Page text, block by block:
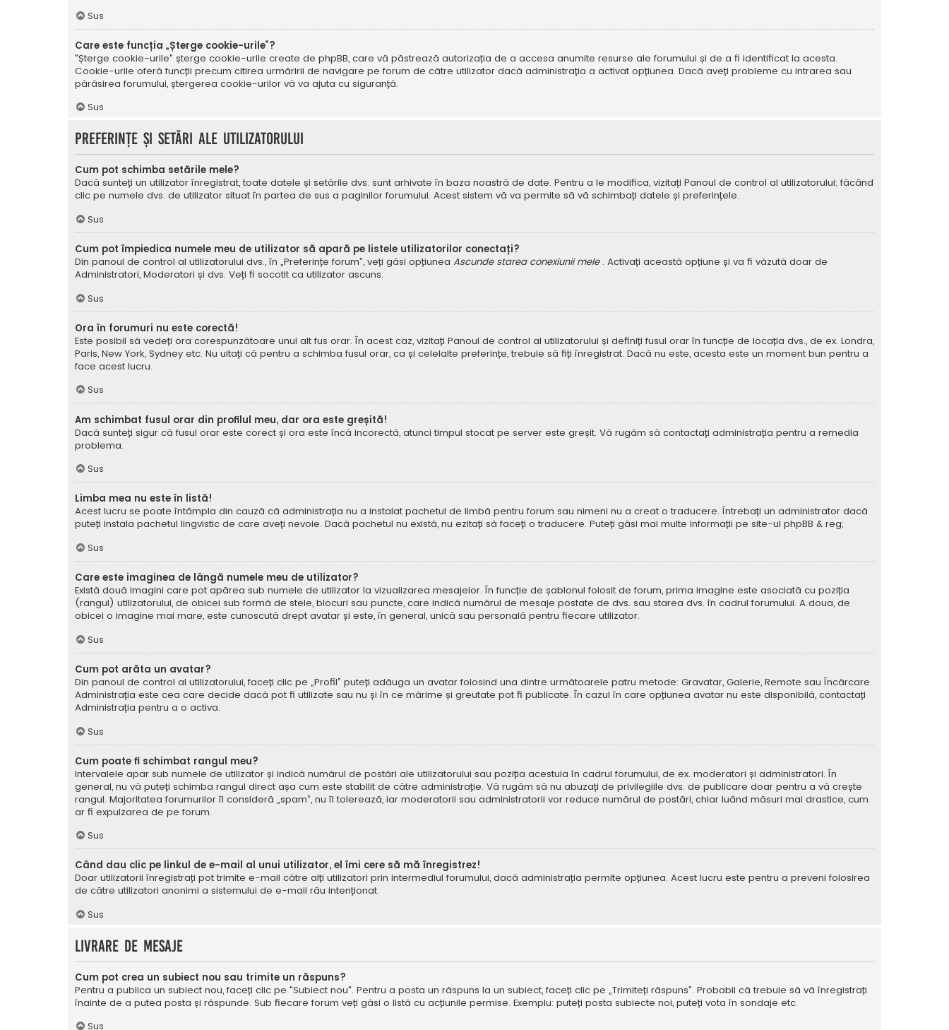
Sus
Care este funcția „Șterge cookie-urile”?
"Șterge cookie-urile" șterge cookie-urile create de phpBB, care vă păstrează autorizația de a accesa anumite resurse ale forumului și de a fi identificat la acesta.
Cookie-urile oferă funcții precum citirea urmăririi de navigare pe forum de către utilizator dacă administrația a activat opțiunea. Dacă aveți probleme cu intrarea sau
părăsirea forumului, ștergerea cookie-urilor vă va ajuta cu siguranță.
Sus
Preferințe și setări ale utilizatorului
Cum pot schimba setările mele?
Dacă sunteți un utilizator înregistrat, toate datele și setările dvs. sunt arhivate în baza noastră de date. Pentru a le modifica, vizitați Panoul de control al utilizatorului; făcând
clic pe numele dvs. de utilizator situat în partea de sus a paginilor forumului. Acest sistem vă va permite să vă schimbați datele și preferințele.
Sus
Cum pot împiedica numele meu de utilizator să apară pe listele utilizatorilor conectați?
Din panoul de control al utilizatorului dvs., în „Preferințe forum”, veți găsi opțiunea Ascunde starea conexiunii mele . Activați această opțiune și va fi văzută doar de
Administratori, Moderatori și dvs. Veți fi socotit ca utilizator ascuns.
Sus
Ora în forumuri nu este corectă!
Este posibil să vedeți ora corespunzătoare unui alt fus orar. În acest caz, vizitați Panoul de control al utilizatorului și definiți fusul orar în funcție de locația dvs., de ex. Londra,
Paris, New York, Sydney etc. Nu uitați că pentru a schimba fusul orar, ca și celelalte preferințe, trebuie să fiți înregistrat. Dacă nu este, acesta este un moment bun pentru a
face acest lucru.
Sus
Am schimbat fusul orar din profilul meu, dar ora este greșită!
Dacă sunteți sigur că fusul orar este corect și ora este încă incorectă, atunci timpul stocat pe server este greșit. Vă rugăm să contactați administrația pentru a remedia
problema.
Sus
Limba mea nu este în listă!
Acest lucru se poate întâmpla din cauză că administrația nu a instalat pachetul de limbă pentru forum sau nimeni nu a creat o traducere. Întrebați un administrator dacă
puteți instala pachetul lingvistic de care aveți nevoie. Dacă pachetul nu există, nu ezitați să faceți o traducere. Puteți găsi mai multe informații pe site-ul phpBB & reg;
Sus
Care este imaginea de lângă numele meu de utilizator?
Există două imagini care pot apărea sub numele de utilizator la vizualizarea mesajelor. În funcție de șablonul folosit de forum, prima imagine este asociată cu poziția
(rangul) utilizatorului, de obicei sub formă de stele, blocuri sau puncte, care indică numărul de mesaje postate de dvs. sau starea dvs. în cadrul forumului. A doua, de
obicei o imagine mai mare, este cunoscută drept avatar și este, în general, unică sau personală pentru fiecare utilizator.
Sus
Cum pot arăta un avatar?
Din panoul de control al utilizatorului, faceți clic pe „Profil” puteți adăuga un avatar folosind una dintre următoarele patru metode: Gravatar, Galerie, Remote sau Încărcare.
Administrația este cea care decide dacă pot fi utilizate sau nu și în ce mărime și greutate pot fi publicate. În cazul în care opțiunea avatar nu este disponibilă, contactați
Administrația pentru a o activa.
Sus
Cum poate fi schimbat rangul meu?
Intervalele apar sub numele de utilizator și indică numărul de postări ale utilizatorului sau poziția acestuia în cadrul forumului, de ex. moderatori și administratori. În
general, nu vă puteți schimba rangul direct așa cum este stabilit de către administrație. Vă rugăm să nu abuzați de privilegiile dvs. de publicare doar pentru a vă crește
rangul. Majoritatea forumurilor îl consideră „spam”, nu îl tolerează, iar moderatorii sau administratorii vor reduce numărul de postări, chiar luând măsuri mai drastice, cum
ar fi expulzarea de pe forum.
Sus
Când dau clic pe linkul de e-mail al unui utilizator, el îmi cere să mă înregistrez!
Doar utilizatorii înregistrați pot trimite e-mail către alți utilizatori prin intermediul forumului, dacă administrația permite opțiunea. Acest lucru este pentru a preveni folosirea
de către utilizatori anonimi a sistemului de e-mail rău intenționat.
Sus
Livrare de mesaje
Cum pot crea un subiect nou sau trimite un răspuns?
Pentru a publica un subiect nou, faceți clic pe "Subiect nou". Pentru a posta un răspuns la un subiect, faceți clic pe „Trimiteți răspuns”. Probabil că trebuie să vă înregistrați
înainte de a putea posta și răspunde. Sub fiecare forum veți găsi o listă cu acțiunile permise. Exemplu: puteți posta subiecte noi, puteți vota în sondaje etc.
Sus